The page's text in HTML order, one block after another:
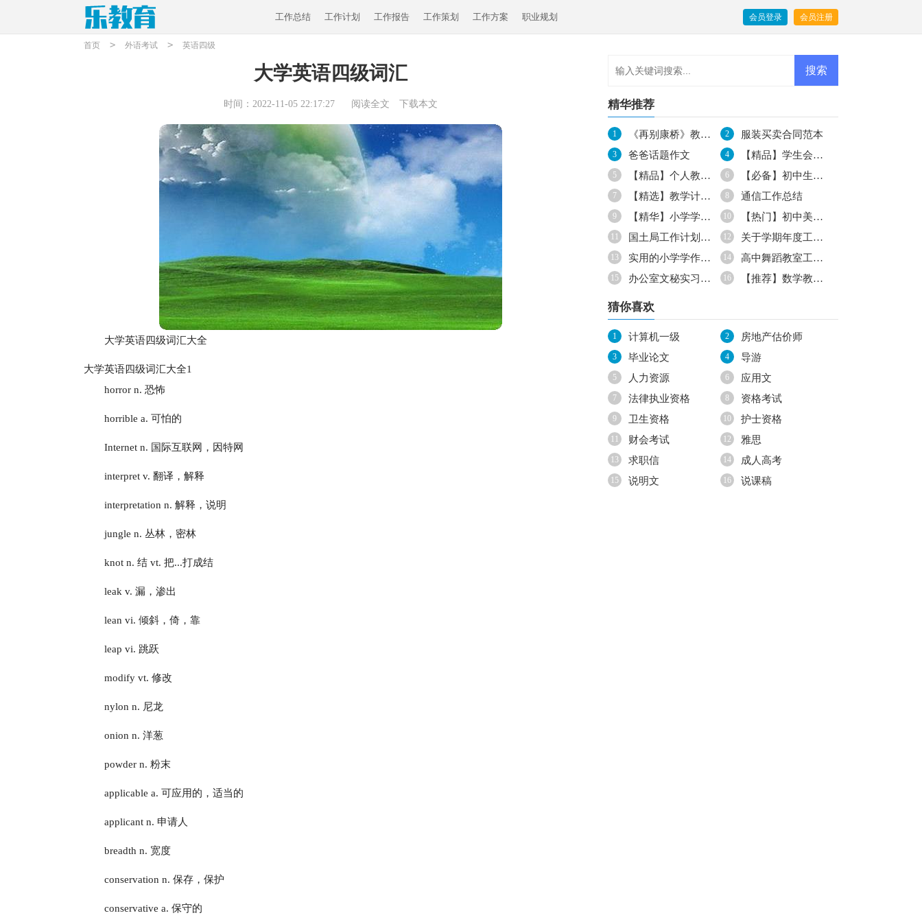
工作总结 工作计划 工作报告 工作策划 工作方案 职业规划 会员登录 会员注册
首页 > 外语考试 > 英语四级
大学英语四级词汇
时间：2022-11-05 22:17:27 阅读全文 下载本文
大学英语四级词汇大全
大学英语四级词汇大全1
horror n. 恐怖
horrible a. 可怕的
Internet n. 国际互联网，因特网
interpret v. 翻译，解释
interpretation n. 解释，说明
jungle n. 丛林，密林
knot n. 结 vt. 把...打成结
leak v. 漏，渗出
lean vi. 倾斜，倚，靠
leap vi. 跳跃
modify vt. 修改
nylon n. 尼龙
onion n. 洋葱
powder n. 粉末
applicable a. 可应用的，适当的
applicant n. 申请人
breadth n. 宽度
conservation n. 保存，保护
conservative a. 保守的
精华推荐
1 《再别康桥》教学反思 2 服装买卖合同范本
3 爸爸话题作文 4 【精品】学生会生活部工作计划4篇
5 【精品】个人教学计划汇编5篇 6 【必备】初中生周记3篇
7 【精选】教学计划范文7篇 8 通信工作总结
9 【精华】小学学作文700字集锦5篇 10 【热门】初中美术教学工作计划3篇
11 国土局工作计划合集5篇 12 关于学期年度工作计划四篇
13 实用的小学学作文400字合集八篇 14 高中舞蹈教室工作计划范文
15 办公室文秘实习报告 16 【推荐】数学教学计划6篇
猜你喜欢
1 计算机一级 2 房地产估价师
3 毕业论文 4 导游
5 人力资源 6 应用文
7 法律执业资格 8 资格考试
9 卫生资格 10 护士资格
11 财会考试 12 雅思
13 求职信 14 成人高考
15 说明文 16 说课稿